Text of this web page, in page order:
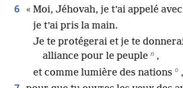
6
« Moi, Jéhovah, je t’ai appelé
je t’ai pris la main.
Je te protégerai et je te
alliance pour le peuple n ,
et comme lumière des nations o ,